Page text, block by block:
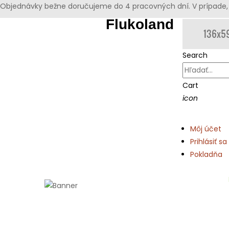
Objednávky bežne doručujeme do 4 pracovných dní. V
Flukoland
Search
Cart
icon
Môj účet
Prihlásiť sa
Pokladňa